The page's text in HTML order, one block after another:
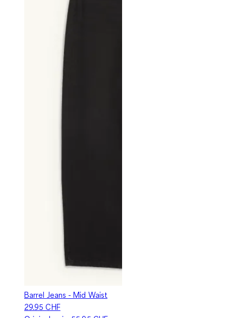
Barrel Jeans - Mid Waist
29.95 CHF